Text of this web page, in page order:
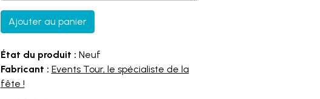
Ajouter au panier
État du produit : Neuf
Fabricant : Events Tour, le spécialiste de la
fête !